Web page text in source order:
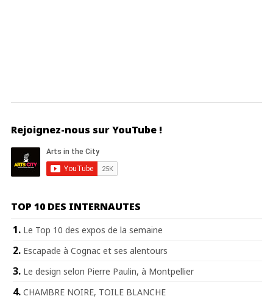
Rejoignez-nous sur YouTube !
TOP 10 DES INTERNAUTES
Le Top 10 des expos de la semaine
Escapade à Cognac et ses alentours
Le design selon Pierre Paulin, à Montpellier
CHAMBRE NOIRE, TOILE BLANCHE